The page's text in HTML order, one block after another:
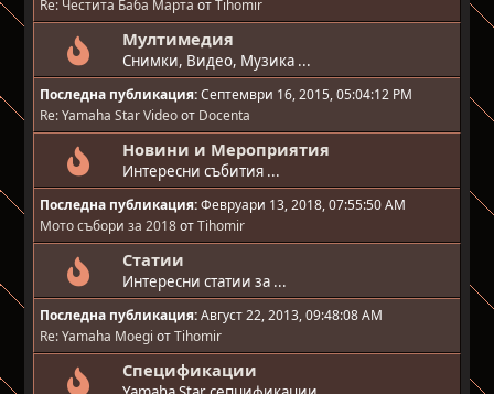
Re: Честита Баба Марта отTihomir
Мултимедия
Снимки, Видео, Музика ...
Последна публикация:Септември 16, 2015, 05:04:12 PM
Re: Yamaha Star Videoот Docenta
Новини и Мероприятия
Интересни събития ...
Последна публикация:Февруари 13, 2018, 07:55:50 AM
Мото събори за 2018отTihomir
Статии
Интересни статии за ...
Последна публикация:Август 22, 2013, 09:48:08 AM
Re: Yamaha Moegi отTihomir
Спецификации